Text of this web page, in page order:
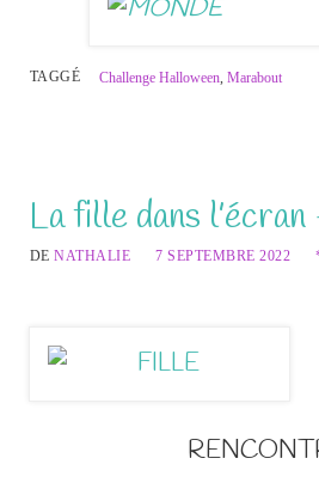
TAGGÉ Challenge Halloween,Marabout
La fille dans
DENATHALIE 7 SEPTEMBRE 2022